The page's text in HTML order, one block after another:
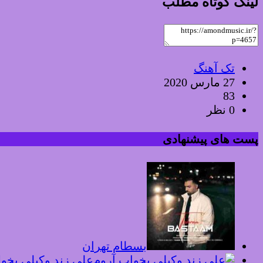
تک آهنگ
27 مارس 2020
83
0 نظر
پست های پیشنهادی
بسطام تهران
علی زند وکیلی